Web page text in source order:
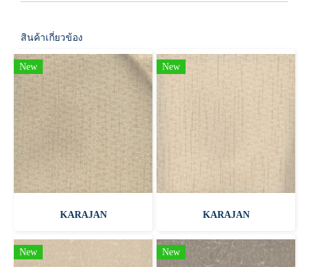
สินค้าเกี่ยวข้อง
New
KARAJAN
New
KARAJAN
New New